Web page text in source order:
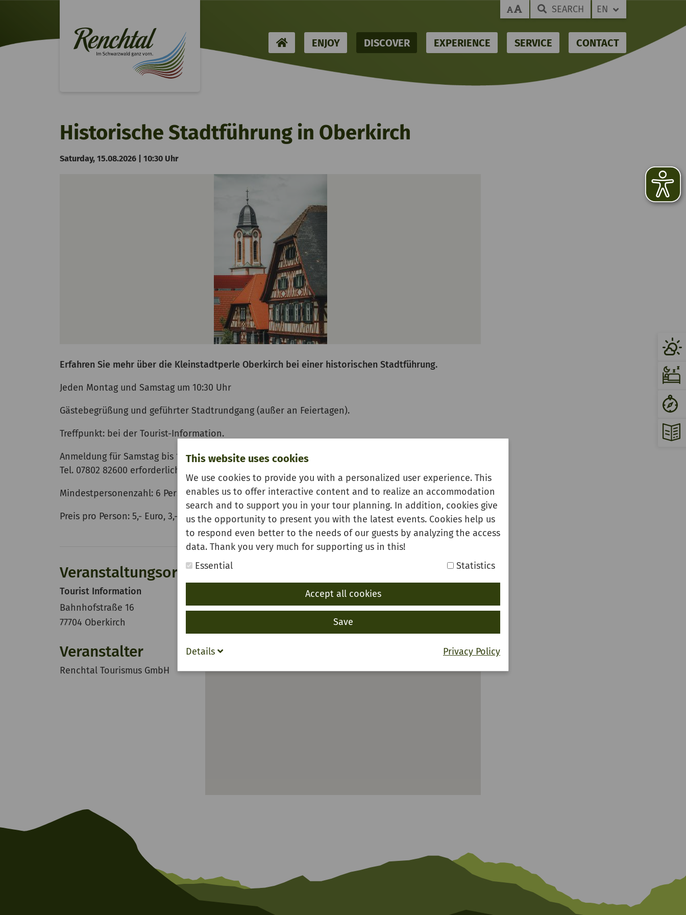
This website uses cookies
We use cookies to provide you with a personalized user experience. This
enables us to offer interactive content and to realize an accommodation
search and to support you in your tour planning. In addition, cookies give
us the opportunity to present you with the latest events. Cookies help us
to respond even better to the needs of our guests by analyzing the access
data. Thank you very much for supporting us in this!
Essential
Statistics
Accept all cookies
Save
Privacy Policy
Details
SEARCH EN
HOMEENJOY DISCOVER EXPERIENCE SERVICE CONTACT
Historische Stadtführung in Oberkirch
Saturday, 15.08.2026 | 10:30 Uhr
Erfahren Sie mehr über die Kleinstadtperle Oberkirch bei einer historischen Stadtführung.
Jeden Montag und Samstag um 10:30 Uhr
Gästebegrüßung und geführter Stadtrundgang (außer an Feiertagen).
Treffpunkt: bei der Tourist-Information.
Anmeldung für Samstag bis 16:30 Uhr am Freitag und für Montag bis 10:00 Uhr am gleichen Tag unter
Tel. 07802 82600 erforderlich.
Mindestpersonenzahl: 6 Personen
Preis pro Person: 5,- Euro, 3,- Euro mit Gästekarte
Veranstaltungsort
Tourist Information
Bahnhofstraße 16
77704 Oberkirch
Veranstalter
Renchtal Tourismus GmbH